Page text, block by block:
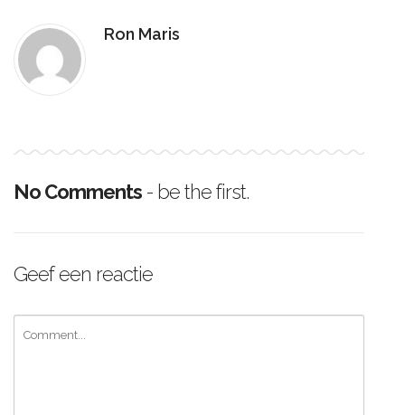
Ron Maris
No Comments - be the first.
Geef een reactie